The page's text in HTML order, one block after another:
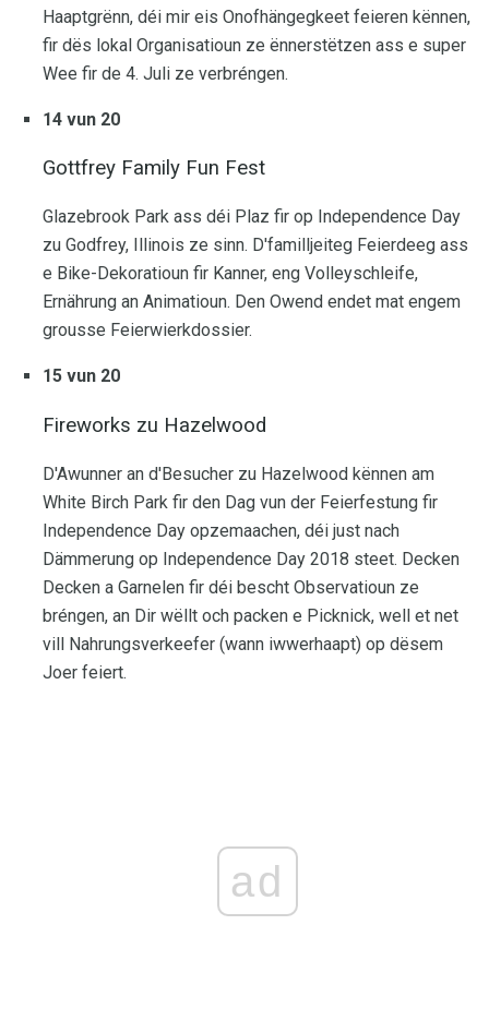
Haaptgrënn, déi mir eis Onofhängegkeet feieren kënnen,
fir dës lokal Organisatioun ze ënnerstëtzen ass e super
Wee fir de 4. Juli ze verbréngen.
14 vun 20
Gottfrey Family Fun Fest
Glazebrook Park ass déi Plaz fir op Independence Day
zu Godfrey, Illinois ze sinn. D'familljeiteg Feierdeeg ass
e Bike-Dekoratioun fir Kanner, eng Volleyschleife,
Ernährung an Animatioun. Den Owend endet mat engem
grousse Feierwierkdossier.
15 vun 20
Fireworks zu Hazelwood
D'Awunner an d'Besucher zu Hazelwood kënnen am
White Birch Park fir den Dag vun der Feierfestung fir
Independence Day opzemaachen, déi just nach
Dämmerung op Independence Day 2018 steet. Decken
Decken a Garnelen fir déi bescht Observatioun ze
bréngen, an Dir wëllt och packen e Picknick, well et net
vill Nahrungsverkeefer (wann iwwerhaapt) op dësem
Joer feiert.
ad